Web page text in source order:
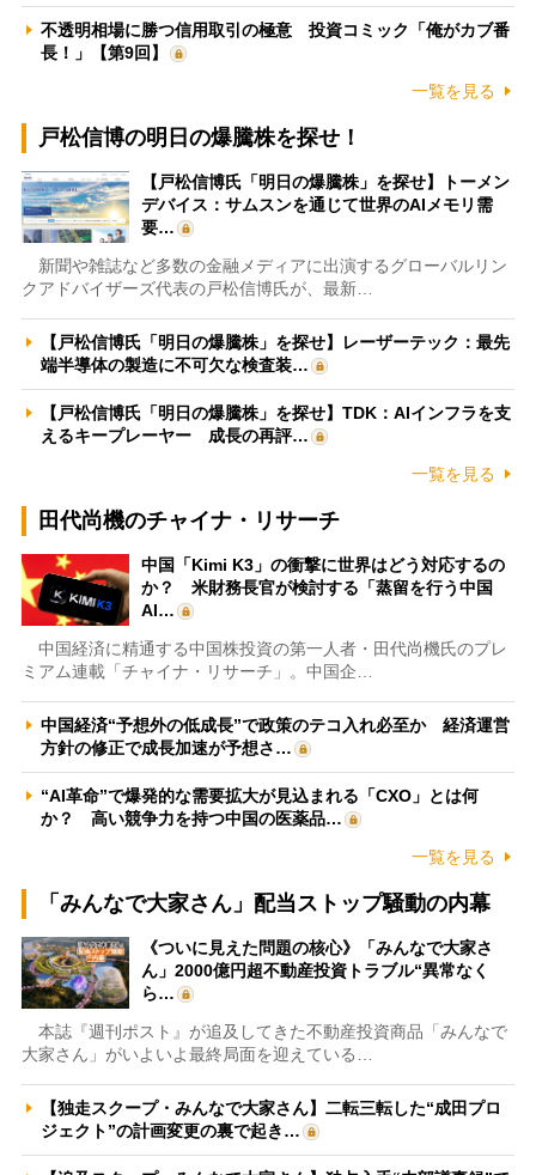
不透明相場に勝つ信用取引の極意 投資コミック「俺がカブ番
長！」【第9回】
一覧を見る
戸松信博の明日の爆騰株を探せ！
【戸松信博氏「明日の爆騰株」を探せ】トーメン
デバイス：サムスンを通じて世界のAIメモリ需
要…
新聞や雑誌など多数の金融メディアに出演するグローバルリン
クアドバイザーズ代表の戸松信博氏が、最新…
【戸松信博氏「明日の爆騰株」を探せ】レーザーテック：最先
端半導体の製造に不可欠な検査装…
【戸松信博氏「明日の爆騰株」を探せ】TDK：AIインフラを支
えるキープレーヤー 成長の再評…
一覧を見る
田代尚機のチャイナ・リサーチ
中国「Kimi K3」の衝撃に世界はどう対応するの
か？ 米財務長官が検討する「蒸留を行う中国
AI…
中国経済に精通する中国株投資の第一人者・田代尚機氏のプレ
ミアム連載「チャイナ・リサーチ」。中国企…
中国経済“予想外の低成長”で政策のテコ入れ必至か 経済運営
方針の修正で成長加速が予想さ…
“AI革命”で爆発的な需要拡大が見込まれる「CXO」とは何
か？ 高い競争力を持つ中国の医薬品…
一覧を見る
「みんなで大家さん」配当ストップ騒動の内幕
《ついに見えた問題の核心》「みんなで大家さ
ん」2000億円超不動産投資トラブル“異常なく
ら…
本誌『週刊ポスト』が追及してきた不動産投資商品「みんなで
大家さん」がいよいよ最終局面を迎えている…
【独走スクープ・みんなで大家さん】二転三転した“成田プロ
ジェクト”の計画変更の裏で起き…